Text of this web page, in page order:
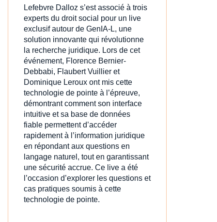
Lefebvre Dalloz s’est associé à trois
experts du droit social pour un live
exclusif autour de GenIA‑L, une
solution innovante qui révolutionne
la recherche juridique. Lors de cet
événement, Florence Bernier-
Debbabi, Flaubert Vuillier et
Dominique Leroux ont mis cette
technologie de pointe à l’épreuve,
démontrant comment son interface
intuitive et sa base de données
fiable permettent d’accéder
rapidement à l’information juridique
en répondant aux questions en
langage naturel, tout en garantissant
une sécurité accrue. Ce live a été
l’occasion d’explorer les questions et
cas pratiques soumis à cette
technologie de pointe.